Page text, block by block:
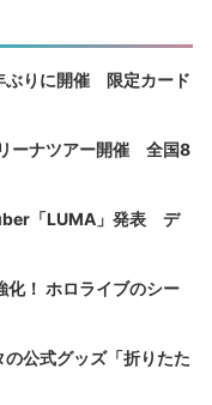
ぶりに開催 限定カード
ーナツアー開催 全国8
「LUMA」発表 デ
化！ ホロライブのシー
公式グッズ「折りたた